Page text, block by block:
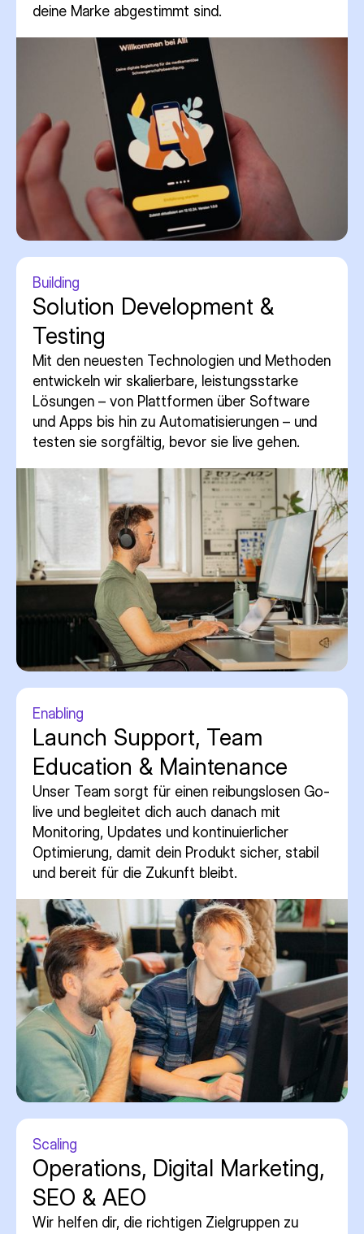
deine Marke abgestimmt sind.
Building
Solution Development &
Testing
Mit den neuesten Technologien und Methoden
entwickeln wir skalierbare, leistungsstarke
Lösungen – von Plattformen über Software
und Apps bis hin zu Automatisierungen – und
testen sie sorgfältig, bevor sie live gehen.
Enabling
Launch Support, Team
Education & Maintenance
Unser Team sorgt für einen reibungslosen Go-
live und begleitet dich auch danach mit
Monitoring, Updates und kontinuierlicher
Optimierung, damit dein Produkt sicher, stabil
und bereit für die Zukunft bleibt.
Scaling
Operations, Digital Marketing,
SEO & AEO
Wir helfen dir, die richtigen Zielgruppen zu